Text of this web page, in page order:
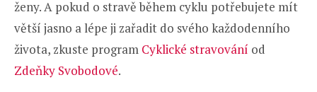
ženy. A pokud o stravě během cyklu potřebujete mít
větší jasno a lépe ji zařadit do svého každodenního
života, zkuste program Cyklické stravování od
Zdeňky Svobodové.